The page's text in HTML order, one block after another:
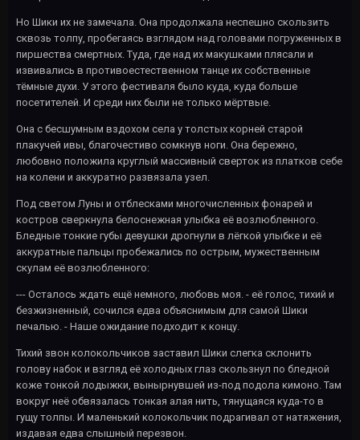
Но Шики их не замечала. Она продолжала неспешно скользить
сквозь толпу, пробегаясь взглядом над головами погруженных в
пиршества смертных. Туда, где над их макушками плясали и
извивались в противоестественном танце их собственные
тёмные духи. У этого фестиваля было куда, куда больше
посетителей. И среди них были не только мёртвые.
Она с бесшумным вздохом села у толстых корней старой
плакучей ивы, благочестиво сомкнув ноги. Она бережно,
любовно положила круглый массивный сверток из платков себе
на колени и аккуратно развязала узел.
Под светом Луны и отблесками многочисленных фонарей и
костров сверкнула белоснежная улыбка её возлюбленного.
Бледные тонкие губы девушки дрогнули в лёгкой улыбке и её
аккуратные пальцы пробежались по острым, мужественным
скулам её возлюбленного:
--- Осталось ждать ещё немного, любовь моя. - её голос, тихий и
безжизненный, сочился едва объяснимым для самой Шики
печалью. - Наше ожидание подходит к концу.
Тихий звон колокольчиков заставил Шики слегка склонить
голову набок и взгляд её холодных глаз скользнул по бледной
коже тонкой лодыжки, вынырнувшей из-под подола кимоно. Там
вокруг неё обвязалась тонкая алая нить, тянущаяся куда-то в
гущу толпы. И маленький колокольчик подрагивал от натяжения,
издавая едва слышный перезвон.